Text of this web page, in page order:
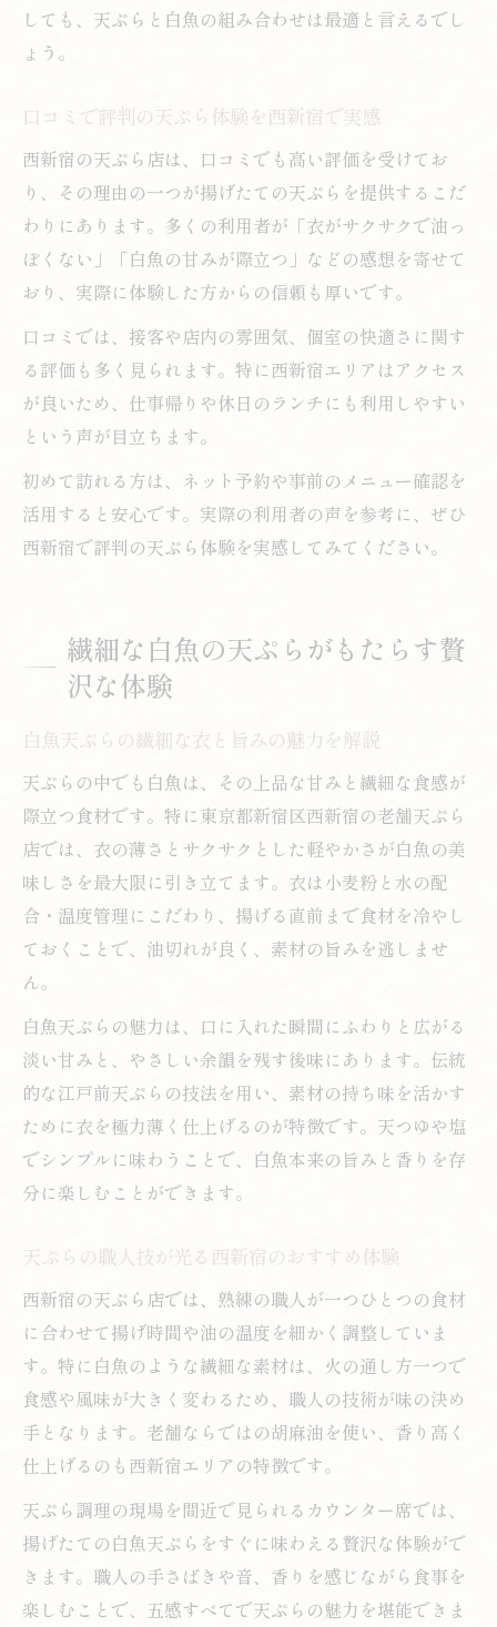
しても、天ぷらと白魚の組み合わせは最適と言えるでし
ょう。
口コミで評判の天ぷら体験を西新宿で実感
西新宿の天ぷら店は、口コミでも高い評価を受けてお
り、その理由の一つが揚げたての天ぷらを提供するこだ
わりにあります。多くの利用者が「衣がサクサクで油っ
ぽくない」「白魚の甘みが際立つ」などの感想を寄せて
おり、実際に体験した方からの信頼も厚いです。
口コミでは、接客や店内の雰囲気、個室の快適さに関す
る評価も多く見られます。特に西新宿エリアはアクセス
が良いため、仕事帰りや休日のランチにも利用しやすい
という声が目立ちます。
初めて訪れる方は、ネット予約や事前のメニュー確認を
活用すると安心です。実際の利用者の声を参考に、ぜひ
西新宿で評判の天ぷら体験を実感してみてください。
繊細な白魚の天ぷらがもたらす贅
沢な体験
白魚天ぷらの繊細な衣と旨みの魅力を解説
天ぷらの中でも白魚は、その上品な甘みと繊細な食感が
際立つ食材です。特に東京都新宿区西新宿の老舗天ぷら
店では、衣の薄さとサクサクとした軽やかさが白魚の美
味しさを最大限に引き立てます。衣は小麦粉と水の配
合・温度管理にこだわり、揚げる直前まで食材を冷やし
ておくことで、油切れが良く、素材の旨みを逃しませ
ん。
白魚天ぷらの魅力は、口に入れた瞬間にふわりと広がる
淡い甘みと、やさしい余韻を残す後味にあります。伝統
的な江戸前天ぷらの技法を用い、素材の持ち味を活かす
ために衣を極力薄く仕上げるのが特徴です。天つゆや塩
でシンプルに味わうことで、白魚本来の旨みと香りを存
分に楽しむことができます。
天ぷらの職人技が光る西新宿のおすすめ体験
西新宿の天ぷら店では、熟練の職人が一つひとつの食材
に合わせて揚げ時間や油の温度を細かく調整していま
す。特に白魚のような繊細な素材は、火の通し方一つで
食感や風味が大きく変わるため、職人の技術が味の決め
手となります。老舗ならではの胡麻油を使い、香り高く
仕上げるのも西新宿エリアの特徴です。
天ぷら調理の現場を間近で見られるカウンター席では、
揚げたての白魚天ぷらをすぐに味わえる贅沢な体験がで
きます。職人の手さばきや音、香りを感じながら食事を
楽しむことで、五感すべてで天ぷらの魅力を堪能できま